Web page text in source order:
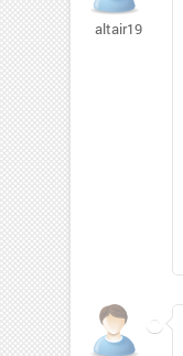
altair1995